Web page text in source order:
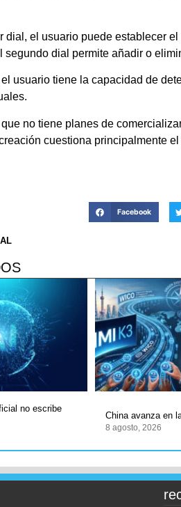
dial, el usuario puede establecer
segundo dial permite añadir o
usuario tiene la capacidad de
no tiene planes de
cuestiona principalmente
Facebook
no escribe
China avanza en
8 agosto, 2026